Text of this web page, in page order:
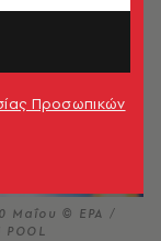
Μαΐου © EPA /
POOL
Προσωπικών